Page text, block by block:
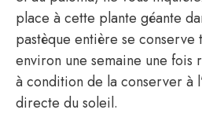
place à cette plante géante
pastèque entière se
environ une semaine une fois
à condition de la conserver à
directe du soleil.